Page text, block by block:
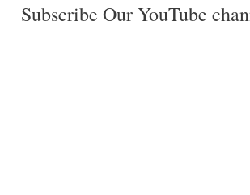
Subscribe Our YouTube